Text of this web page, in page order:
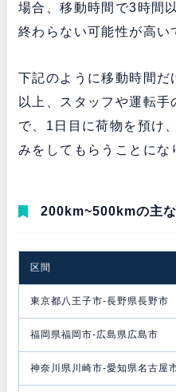
場合、移動時間で3時間
終わらない可能性が高い
下記のように移動時間だ
以上、スタッフや運転
で、1日目に荷物を預け
みをしてもらうことにな
200km~500kmの主
区間
東京都八王子市-長野県長野市
福岡県福岡市-広島県広島市
神奈川県川崎市-愛知県名古屋